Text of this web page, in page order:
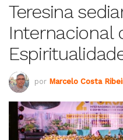
Teresina
Internacional
por Marcelo Costa